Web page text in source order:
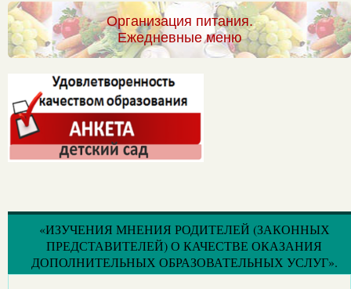
Организация питания.
Ежедневные меню
«ИЗУЧЕНИЯ МНЕНИЯ РОДИТЕЛЕЙ (ЗАКОННЫХ
ПРЕДСТАВИТЕЛЕЙ) О КАЧЕСТВЕ ОКАЗАНИЯ
ДОПОЛНИТЕЛЬНЫХ ОБРАЗОВАТЕЛЬНЫХ УСЛУГ».